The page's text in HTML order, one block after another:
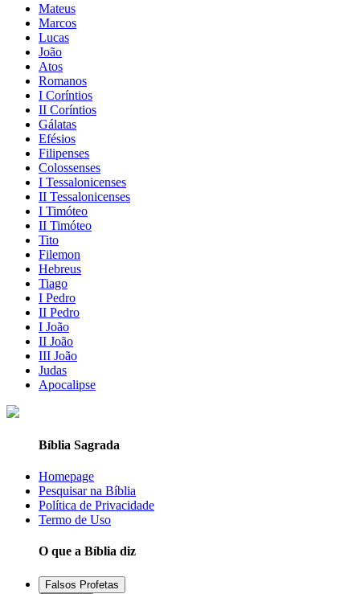
Mateus
Marcos
Lucas
João
Atos
Romanos
I Coríntios
II Coríntios
Gálatas
Efésios
Filipenses
Colossenses
I Tessalonicenses
II Tessalonicenses
I Timóteo
II Timóteo
Tito
Filemon
Hebreus
Tiago
I Pedro
II Pedro
I João
II João
III João
Judas
Apocalipse
Bíblia Sagrada
Homepage
Pesquisar na Bíblia
Política de Privacidade
Termo de Uso
O que a Bíblia diz
Falsos Profetas